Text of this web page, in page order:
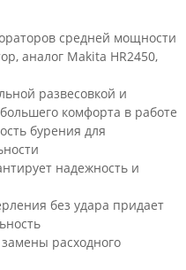
средней мощности
аналог Makita HR2450,
развесовкой и
комфорта в работе
бурения для
надежность и
без удара придает
расходного